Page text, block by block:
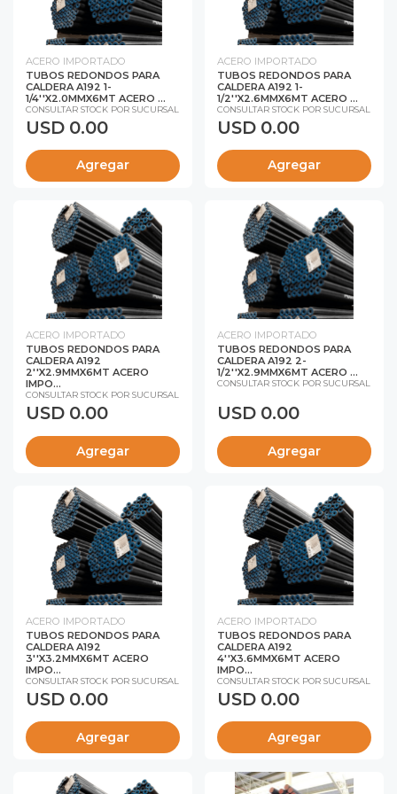
ACERO IMPORTADO
TUBOS REDONDOS PARA
CALDERA A192 1-
1/4''X2.0MMX6MT ACERO ...
CONSULTAR STOCK POR SUCURSAL
USD 0.00
Agregar
ACERO IMPORTADO
TUBOS REDONDOS PARA
CALDERA A192 1-
1/2''X2.6MMX6MT ACERO ...
CONSULTAR STOCK POR SUCURSAL
USD 0.00
Agregar
ACERO IMPORTADO
TUBOS REDONDOS PARA
CALDERA A192
2''X2.9MMX6MT ACERO
IMPO...
CONSULTAR STOCK POR SUCURSAL
USD 0.00
Agregar
ACERO IMPORTADO
TUBOS REDONDOS PARA
CALDERA A192 2-
1/2''X2.9MMX6MT ACERO ...
CONSULTAR STOCK POR SUCURSAL
USD 0.00
Agregar
ACERO IMPORTADO
TUBOS REDONDOS PARA
CALDERA A192
3''X3.2MMX6MT ACERO
IMPO...
CONSULTAR STOCK POR SUCURSAL
USD 0.00
Agregar
ACERO IMPORTADO
TUBOS REDONDOS PARA
CALDERA A192
4''X3.6MMX6MT ACERO
IMPO...
CONSULTAR STOCK POR SUCURSAL
USD 0.00
Agregar